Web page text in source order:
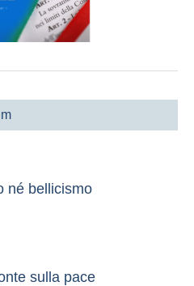
né bellicismo
sulla pace